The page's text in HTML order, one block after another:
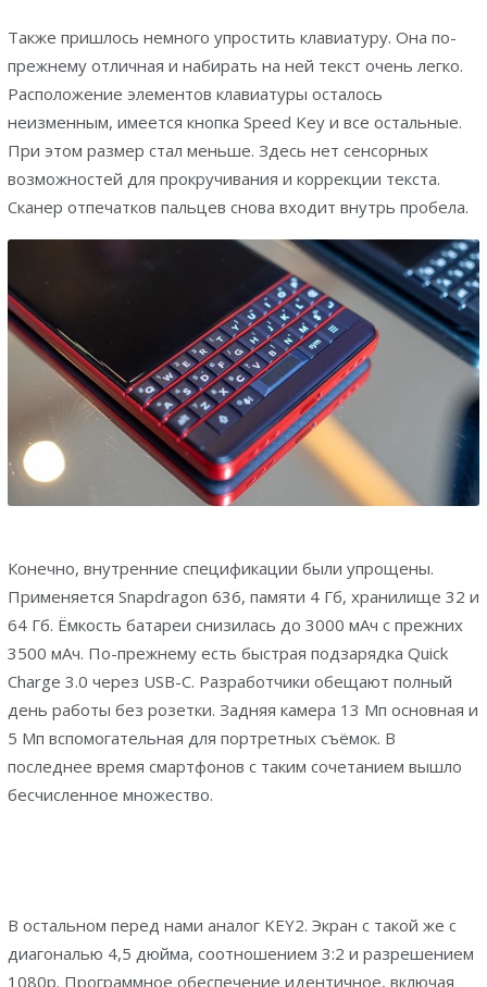
Также пришлось немного упростить клавиатуру. Она по-
прежнему отличная и набирать на ней текст очень легко.
Расположение элементов клавиатуры осталось
неизменным, имеется кнопка Speed Key и все остальные.
При этом размер стал меньше. Здесь нет сенсорных
возможностей для прокручивания и коррекции текста.
Сканер отпечатков пальцев снова входит внутрь пробела.
Конечно, внутренние спецификации были упрощены.
Применяется Snapdragon 636, памяти 4 Гб, хранилище 32 и
64 Гб. Ёмкость батареи снизилась до 3000 мАч с прежних
3500 мАч. По-прежнему есть быстрая подзарядка Quick
Charge 3.0 через USB-C. Разработчики обещают полный
день работы без розетки. Задняя камера 13 Мп основная и
5 Мп вспомогательная для портретных съёмок. В
последнее время смартфонов с таким сочетанием вышло
бесчисленное множество.
В остальном перед нами аналог KEY2. Экран с такой же с
диагональю 4,5 дюйма, соотношением 3:2 и разрешением
1080p. Программное обеспечение идентичное, включая